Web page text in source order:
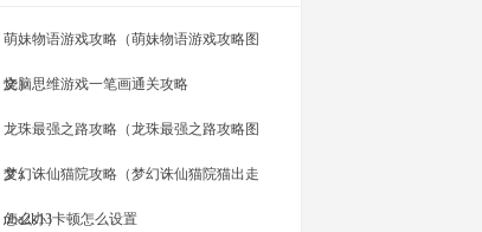
萌妹物语游戏攻略（萌妹物语游戏攻略图
文）
烧脑思维游戏一笔画通关攻略
龙珠最强之路攻略（龙珠最强之路攻略图
文）
梦幻诛仙猫院攻略（梦幻诛仙猫院猫出走
怎么办）
nba2k13卡顿怎么设置